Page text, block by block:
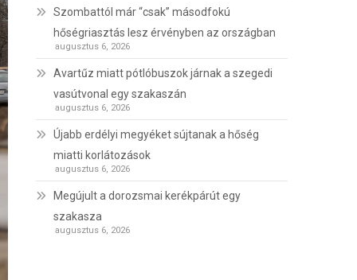
Szombattól már “csak” másodfokú
hőségriasztás lesz érvényben az országban
augusztus 6, 2026
Avartűz miatt pótlóbuszok járnak a szegedi
vasútvonal egy szakaszán
augusztus 6, 2026
Újabb erdélyi megyéket sújtanak a hőség
miatti korlátozások
augusztus 6, 2026
Megújult a dorozsmai kerékpárút egy
szakasza
augusztus 6, 2026